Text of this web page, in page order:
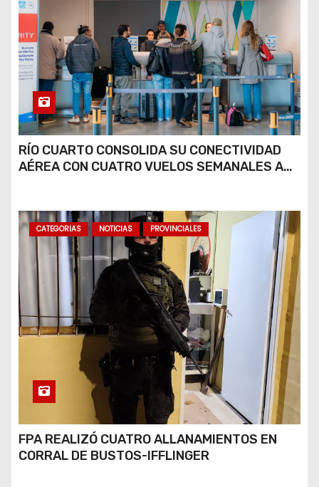
RÍO CUARTO CONSOLIDA SU CONECTIVIDAD
AÉREA CON CUATRO VUELOS SEMANALES A
CATEGORIAS NOTICIAS PROVINCIALES
FPA REALIZÓ CUATRO ALLANAMIENTOS EN
CORRAL DE BUSTOS-IFFLINGER